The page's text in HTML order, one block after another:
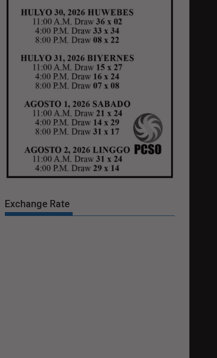
Exchange Rate